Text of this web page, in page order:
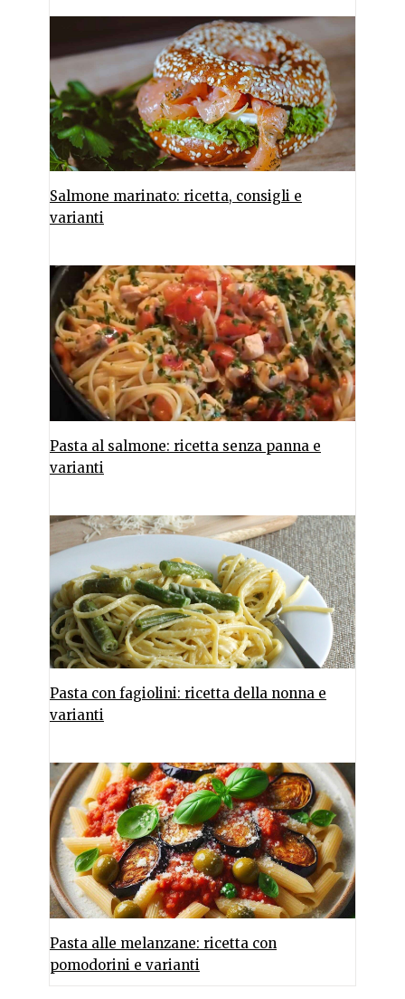
Salmone marinato: ricetta, consigli e
varianti
Pasta al salmone: ricetta senza panna e
varianti
Pasta con fagiolini: ricetta della nonna e
varianti
Pasta alle melanzane: ricetta con
pomodorini e varianti